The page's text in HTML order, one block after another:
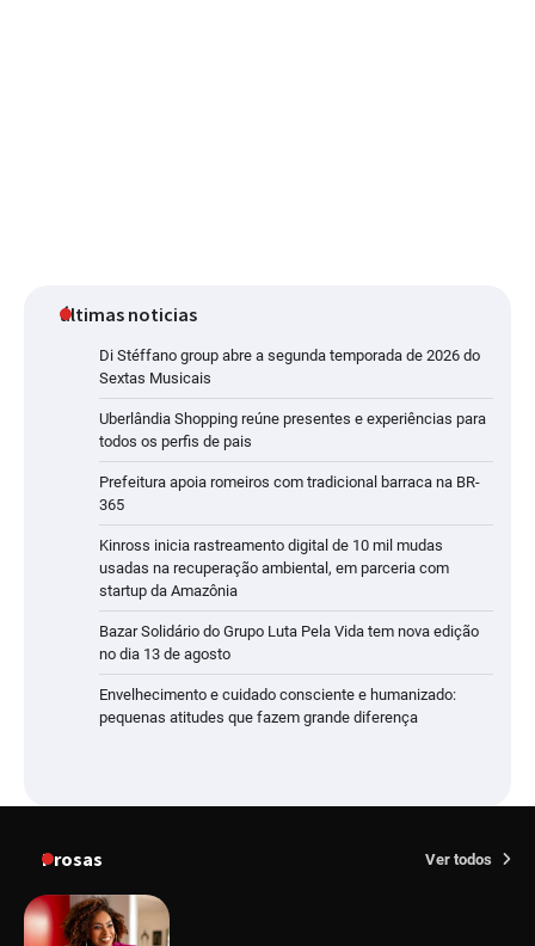
últimas noticias
Di Stéffano group abre a segunda temporada de 2026 do
Sextas Musicais
Uberlândia Shopping reúne presentes e experiências para
todos os perfis de pais
Prefeitura apoia romeiros com tradicional barraca na BR-
365
Kinross inicia rastreamento digital de 10 mil mudas
usadas na recuperação ambiental, em parceria com
startup da Amazônia
Bazar Solidário do Grupo Luta Pela Vida tem nova edição
no dia 13 de agosto
Envelhecimento e cuidado consciente e humanizado:
pequenas atitudes que fazem grande diferença
Prosas Ver todos